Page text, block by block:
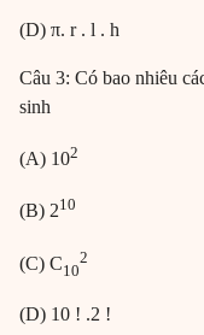
(D) π. r . l . h
Câu 3: Có bao nhiêu
sinh
(A) 102
(B) 210
(C) C10
2
(D) 10 ! .2 !